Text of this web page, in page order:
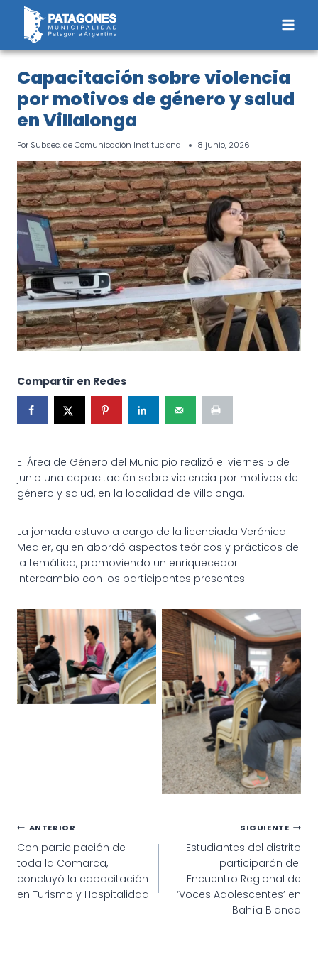
Saltar
contenido
Capacitación sobre violencia
por motivos de género y salud
en Villalonga
Por Subsec. de Comunicación Institucional 8 junio, 2026
Compartir en Redes
El Área de Género del Municipio realizó el viernes 5 de
junio una capacitación sobre violencia por motivos de
género y salud, en la localidad de Villalonga.
La jornada estuvo a cargo de la licenciada Verónica
Medler, quien abordó aspectos teóricos y prácticos de
la temática, promoviendo un enriquecedor
intercambio con los participantes presentes.
Navegación
de
entradas
ANTERIOR
Con participación de
toda la Comarca,
concluyó la capacitación
en Turismo y Hospitalidad
SIGUIENTE
Estudiantes del distrito
participarán del
Encuentro Regional de
‘Voces Adolescentes’ en
Bahía Blanca